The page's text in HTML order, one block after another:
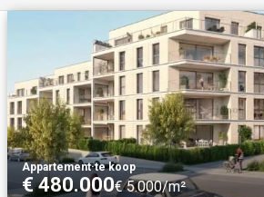
Appartement·te koop
€ 480.000€ 5.000/m²